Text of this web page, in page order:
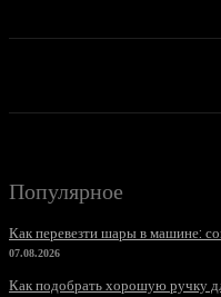
Популярное
Как перевезти шары в машине:
07.08.2026
Как подобрать хорошую ручку